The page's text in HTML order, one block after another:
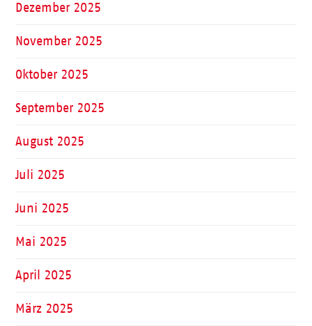
Dezember 2025
November 2025
Oktober 2025
September 2025
August 2025
Juli 2025
Juni 2025
Mai 2025
April 2025
März 2025